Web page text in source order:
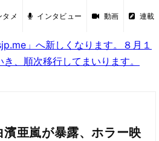
タメ インタビュー 動画 連載
」へ新しくなります。８月１
、順次移行してまいります。
亜嵐が暴露、ホラー映